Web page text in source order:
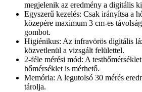
megjelenik az eredmény a digitális
Egyszerű kezelés: Csak irányítsa a
közepére maximum 3 cm-es
gombot.
Higiénikus: Az infravörös digitális
közvetlenül a vizsgált felülettel.
2-féle mérési mód: A
hőmérséklet is mérhető.
Memória: A legutolsó 30 mérés
tárolja.